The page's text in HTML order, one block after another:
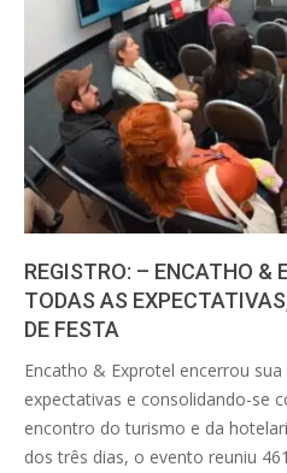
REGISTRO: – ENCATHO &
TODAS AS
DE FESTA
Encatho & Exprotel encerrou
expectativas e consolidando-se
encontro do turismo e da
dos três dias, o evento reuniu